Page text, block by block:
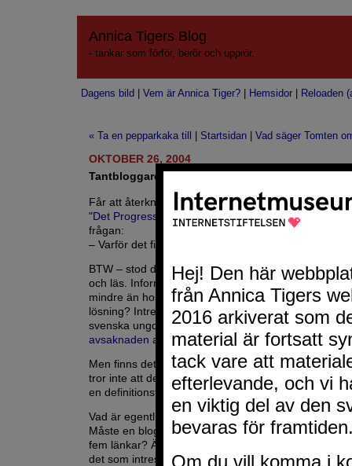
Annica Tigers Blog
- tankar som förför, berör och upprör.
Dagens bild Vem är Annica Tiger? Hemsidor Reloaden
« Ta en pepparkaka till Startsidan
Vad säger Tomten
OKTOBER 26, 2004
Tantbloggare
Får att återknyta till de funderingar Lennart har i
"Det Progressiva USA", gällande det jag skrev i
frågan:
– Varför det finns så få kvinnliga bloggare i Sverige
BTW – stod det en hel del annat intressant i texten
och läs. Informationen att IT-intresset hos färgade
mindre än hos vita dito var intressant. Rollmodeller
lösning? Intresset för IT börjar minska även
svenska ungdomar, både hos kvinnor och män om
avsaknaden av ansökningartill IT-utbildningarna?
Men finns det verkligen så få kvinnliga bloggare i
tror inte att det behövs en rollmodell här utan det är
en definitionsfråga?
Vad är egentligen en bloggare? Vad kännetecknar
Måste en blog vara seriös? Är defaultbloggen tre
fem länkar? Är det någon som initierat skriver lite
det som intresserar skribenten? Är en dagbok en